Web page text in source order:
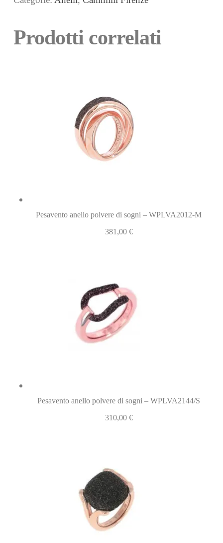
Prodotti correlati
Pesavento anello polvere di sogni – WPLVA2012-M
381,00 €
Pesavento anello polvere di sogni – WPLVA2144/S
310,00 €